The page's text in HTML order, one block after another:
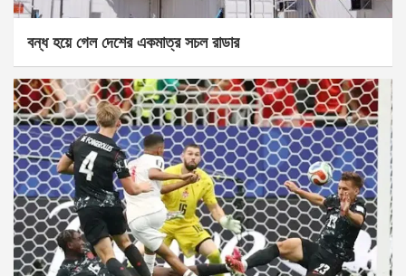
বন্ধ হয়ে গেল দেশের একমাত্র সচল রাডার